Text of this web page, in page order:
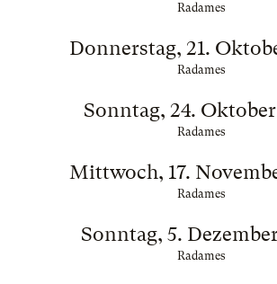
Radames
Donnerstag, 21.
Radames
Sonntag, 24. Oktober
Radames
Mittwoch, 17.
Radames
Sonntag, 5.
Radames